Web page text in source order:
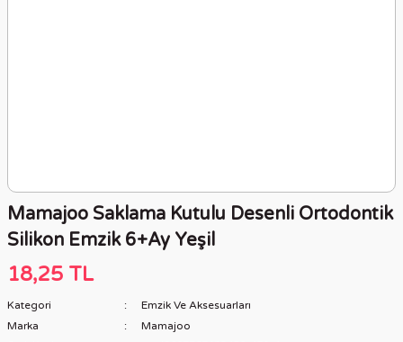
Mamajoo Saklama Kutulu Desenli Ortodontik
Silikon Emzik 6+Ay Yeşil
18,25 TL
Kategori
Emzik Ve Aksesuarları
Marka
Mamajoo